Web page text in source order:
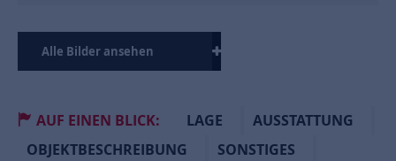
Alle Bilder ansehen
AUF EINEN BLICK: LAGE
AUSSTATTUNG
OBJEKTBESCHREIBUNG
SONSTIGES